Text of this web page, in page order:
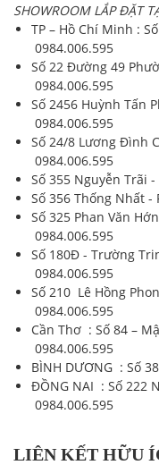
SHOWROOM LẮP ĐẶT
TP – Hồ Chí Minh :
0984.006.595
Số 22 Đường 49
0984.006.595
Số 2456 Huỳnh Tấn
0984.006.595
Số 24/8 Lương Đình
0984.006.595
Số 355 Nguyễn Trãi
Số 356 Thống Nhất -
Số 325 Phan Văn
0984.006.595
Số 180Đ - Trường
0984.006.595
Số 210 Lê Hồng
0984.006.595
Cần Thơ : Số 84 –
0984.006.595
BÌNH DƯƠNG : Số
ĐỒNG NAI : Số 222
0984.006.595
LIÊN KẾT HỮU